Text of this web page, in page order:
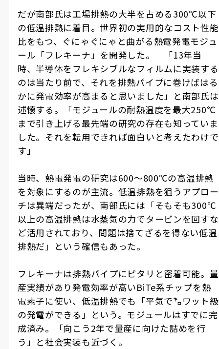
だが南部氏は工場排熱の大半を占める300℃以下
の低温排熱に着目。世界初の実用的なコスト性能
比をもつ、ぐにゃぐにゃと曲がる熱電発電モジュ
ール「フレキーナ」を開発した。 「13年当
時、半導体をフレキシブルなフィルムに実装する
のは当たり前で、それを排熱パイプに巻けばはる
かに発電効率が高まると思いました」と南部氏は
述懐する。「モジュールの耐熱温度を最大250℃
まで引き上げる最先端の研究の存在も知っていま
した。それを転用できれば面白いと考えたわけで
す」
当時、熱電発電の研究は600～800℃の高温排熱
を対象にするのが主流。低温排熱を狙うアプロー
チは異端だったが、南部氏には「そもそも300℃
以上の高温排熱は水蒸気の力でタービンを回すな
ど活用されており、問題は捨てざるを得ない低温
排熱だ」という確信もあった。
フレキーナは排熱パイプにピタリと密着可能。量
産実績があり発電効率が高いBiTe系チップを熱
電素子に使い、低温排熱でも「平気で㌔ワット級
の発電ができる」という。モジュールはすでに完
成済み。「向こう2年で量産に向けた詰めを行
う」と社会実装も近づく。